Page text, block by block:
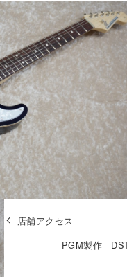
店舗アクセス
PGM製作